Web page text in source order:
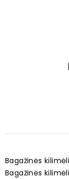
Bagažinės
Bagažinės